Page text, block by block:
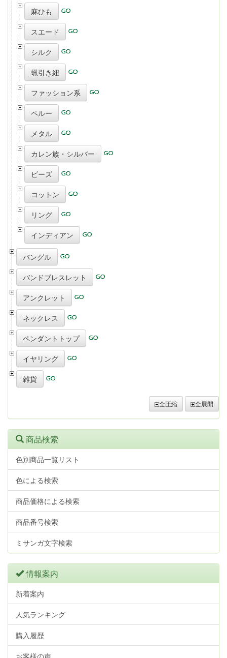
麻ひも
スエード
シルク
蝋引き紐
ファッション系
ペルー
メタル
カレン族・シルバー
ビーズ
コットン
リング
インディアン
バングル
バンドブレスレット
アンクレット
ネックレス
ペンダントトップ
イヤリング
雑貨
全圧縮 全展開
商品検索
色別商品一覧リスト
色による検索
商品価格による検索
商品番号検索
ミサンガ文字検索
情報案内
新着案内
人気ランキング
購入履歴
お客様の声